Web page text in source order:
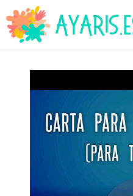
Saltar
al
contenido